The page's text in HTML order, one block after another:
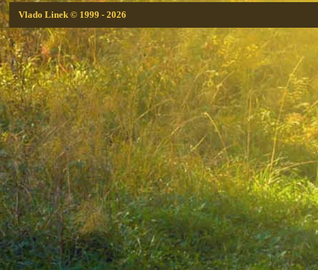
Vlado Linek © 1999 - 2026